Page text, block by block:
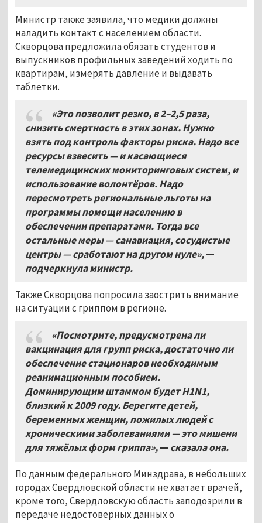
Министр также заявила, что медики должны
наладить контакт с населением области.
Скворцова предложила обязать студентов и
выпускников профильных заведений ходить по
квартирам, измерять давление и выдавать
таблетки.
«Это позволит резко, в 2–2,5 раза,
снизить смертность в этих зонах. Нужно
взять под контроль факторы риска. Надо все
ресурсы взвесить — и касающиеся
телемедицинских мониторинговых систем, и
использование волонтёров. Надо
пересмотреть региональные льготы на
программы помощи населению в
обеспечении препаратами. Тогда все
остальные меры — санавиация, сосудистые
центры — сработают на другом нуле»,—
подчеркнула министр.
Также Скворцова попросила заострить внимание
на ситуации с гриппом в регионе.
«Посмотрите, предусмотрена ли
вакцинация для групп риска, достаточно ли
обеспечение стационаров необходимым
реанимационным пособием.
Доминирующим штаммом будетH1N1,
близкий к 2009 году. Берегите детей,
беременных женщин, пожилых людей с
хроническими заболеваниями — это мишени
для тяжёлых форм гриппа»,— сказала она.
По данным федерального Минздрава, в небольших
городах Свердловской области не хватает врачей,
кроме того, Свердловскую область заподозрили в
передаче недостоверных данных о